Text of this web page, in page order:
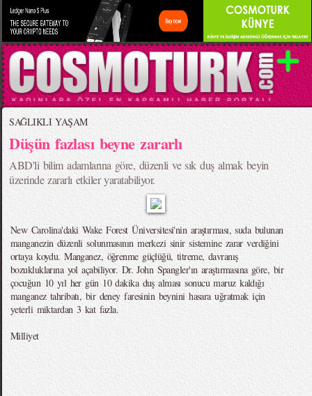
SAĞLIKLI YAŞAM
Düşün fazlası beyne zararlı
ABD'li bilim adamlarına göre, düzenli ve sık duş almak beyin
üzerinde zararlı etkiler yaratabiliyor.
New Carolina'daki Wake Forest Üniversitesi'nin araştırması, suda bulunan
manganezin düzenli solunmasının merkezi sinir sistemine zarar verdiğini
ortaya koydu. Manganez, öğrenme güçlüğü, titreme, davranış
bozukluklarına yol açabiliyor. Dr. John Spangler'ın araştırmasına göre, bir
çocuğun 10 yıl her gün 10 dakika duş alması sonucu maruz kaldığı
manganez tahribatı, bir deney faresinin beynini hasara uğratmak için
yeterli miktardan 3 kat fazla.
Milliyet